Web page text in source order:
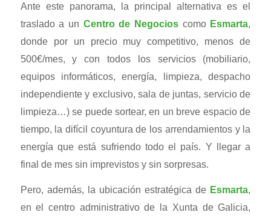
Ante este panorama, la principal alternativa es el
traslado a un Centro de Negocios como Esmarta,
donde por un precio muy competitivo, menos de
500€/mes, y con todos los servicios (mobiliario,
equipos informáticos, energía, limpieza, despacho
independiente y exclusivo, sala de juntas, servicio de
limpieza…) se puede sortear, en un breve espacio de
tiempo, la difícil coyuntura de los arrendamientos y la
energía que está sufriendo todo el país. Y llegar a
final de mes sin imprevistos y sin sorpresas.
Pero, además, la ubicación estratégica de Esmarta,
en el centro administrativo de la Xunta de Galicia,